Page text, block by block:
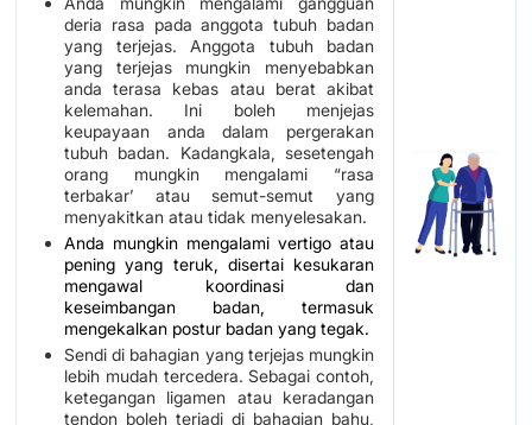
deria rasa pada anggota tubuh badan
yang terjejas. Anggota tubuh badan
yang terjejas mungkin menyebabkan
anda terasa kebas atau berat akibat
kelemahan. Ini boleh menjejas
keupayaan anda dalam pergerakan
tubuh badan. Kadangkala, sesetengah
orang mungkin mengalami “rasa
terbakar’ atau semut-semut yang
menyakitkan atau tidak menyelesakan.
Anda mungkin mengalami vertigo atau
pening yang teruk, disertai kesukaran
mengawal koordinasi dan
keseimbangan badan, termasuk
mengekalkan postur badan yang tegak.
Sendi di bahagian yang terjejas mungkin
lebih mudah tercedera. Sebagai contoh,
ketegangan ligamen atau keradangan
tendon boleh terjadi di bahagian bahu,